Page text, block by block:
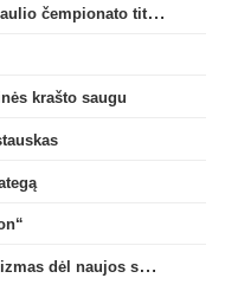
B. Mendy: „Darau ką noriu su savo pasaulio čempionato titulu“
krašto saugu
Po svarbaus susitikimo – „Real“ optimizmas dėl naujos sutarties su Viniciumi